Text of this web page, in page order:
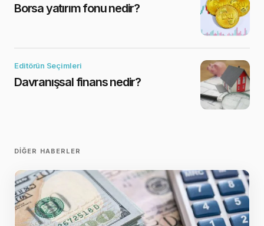
Borsa yatırım fonu nedir?
Editörün Seçimleri
Davranışsal finans nedir?
DIĞER HABERLER